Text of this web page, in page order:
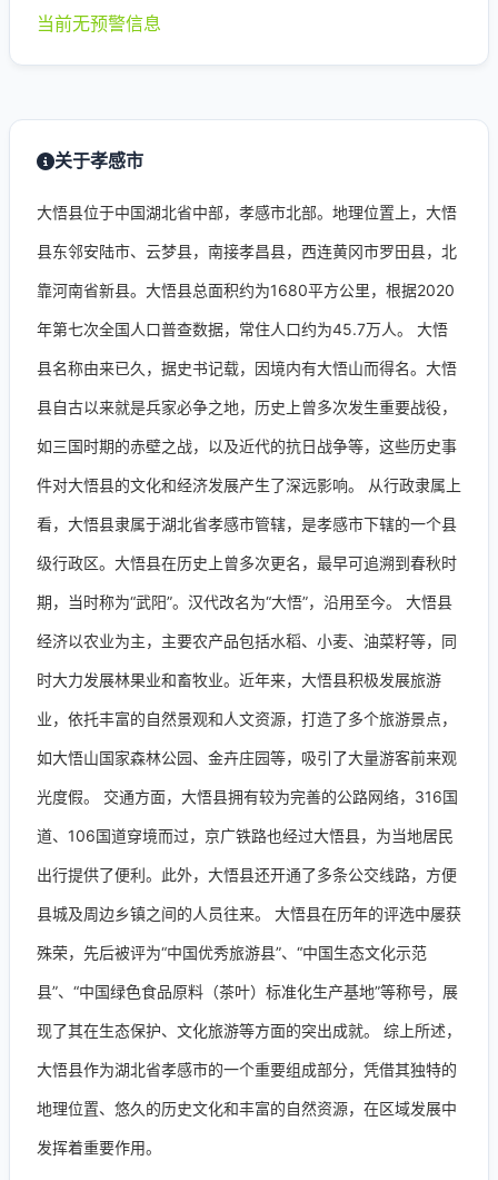
当前无预警信息
关于孝感市
大悟县位于中国湖北省中部，孝感市北部。地理位置上，大悟
县东邻安陆市、云梦县，南接孝昌县，西连黄冈市罗田县，北
靠河南省新县。大悟县总面积约为1680平方公里，根据2020
年第七次全国人口普查数据，常住人口约为45.7万人。 大悟
县名称由来已久，据史书记载，因境内有大悟山而得名。大悟
县自古以来就是兵家必争之地，历史上曾多次发生重要战役，
如三国时期的赤壁之战，以及近代的抗日战争等，这些历史事
件对大悟县的文化和经济发展产生了深远影响。 从行政隶属上
看，大悟县隶属于湖北省孝感市管辖，是孝感市下辖的一个县
级行政区。大悟县在历史上曾多次更名，最早可追溯到春秋时
期，当时称为“武阳”。汉代改名为“大悟”，沿用至今。 大悟县
经济以农业为主，主要农产品包括水稻、小麦、油菜籽等，同
时大力发展林果业和畜牧业。近年来，大悟县积极发展旅游
业，依托丰富的自然景观和人文资源，打造了多个旅游景点，
如大悟山国家森林公园、金卉庄园等，吸引了大量游客前来观
光度假。 交通方面，大悟县拥有较为完善的公路网络，316国
道、106国道穿境而过，京广铁路也经过大悟县，为当地居民
出行提供了便利。此外，大悟县还开通了多条公交线路，方便
县城及周边乡镇之间的人员往来。 大悟县在历年的评选中屡获
殊荣，先后被评为“中国优秀旅游县”、“中国生态文化示范
县”、“中国绿色食品原料（茶叶）标准化生产基地”等称号，展
现了其在生态保护、文化旅游等方面的突出成就。 综上所述，
大悟县作为湖北省孝感市的一个重要组成部分，凭借其独特的
地理位置、悠久的历史文化和丰富的自然资源，在区域发展中
发挥着重要作用。